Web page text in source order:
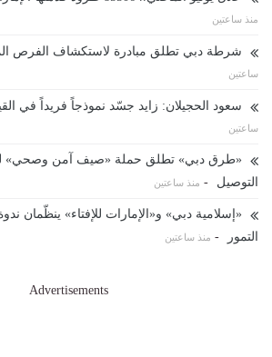
منذ ساعتين
شرطة دبي تطلق مبادرة لاستكشاف الفرص
ساعتين
سعود الحجيلان: زايد جسّد نموذجاً فريداً في
ساعتين
«طرق دبي» تطلق حملة «صيف آمن وصحي»
التوصيل
- منذ ساعتين
«إسلامية دبي» و«الإمارات للإفتاء» ينظّمان
التمور
- منذ ساعتين
Advertisements